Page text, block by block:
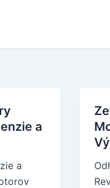
a
a